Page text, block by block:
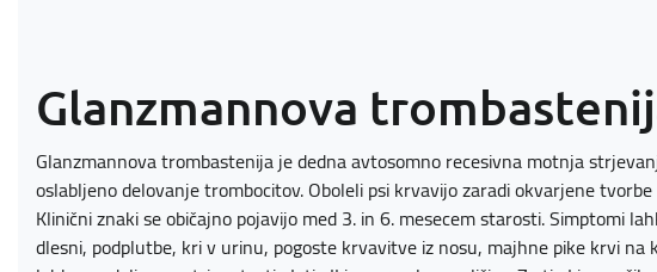
Glanzmannova
Glanzmannova trombastenija je dedna avtosomno recesivna motnja
oslabljeno delovanje trombocitov. Oboleli psi krvavijo zaradi okvarjene
Klinični znaki se običajno pojavijo med 3. in 6. mesecem starosti. Simptomi
dlesni, podplutbe, kri v urinu, pogoste krvavitve iz nosu, majhne pike krvi na